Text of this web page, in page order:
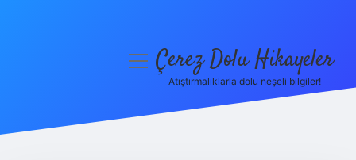
menüyüÇerez Dolu Hikayeler
Atıştırmalıklarla dolu neşeli bilgiler!